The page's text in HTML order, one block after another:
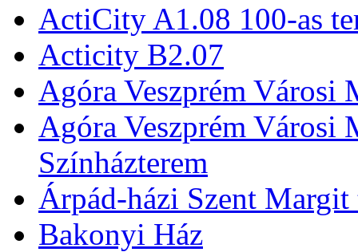
ActiCity A1.08 100-as
Acticity B2.07
Agóra Veszprém Városi
Agóra Veszprém Városi
Színházterem
Árpád-házi Szent
Bakonyi Ház